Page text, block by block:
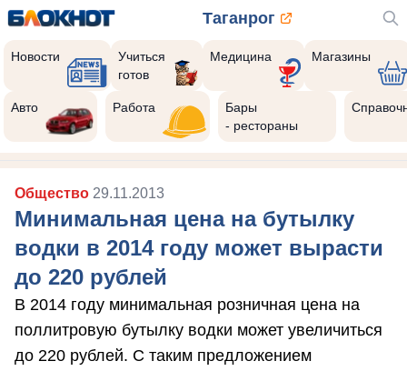
Таганрог
Новости
Учиться
готов
Медицина Магазины
Авто Работа
Бары
- рестораны
Общество 29.11.2013
Минимальная цена на бутылку
водки в 2014 году может вырасти
до 220 рублей
В 2014 году минимальная розничная цена на
поллитровую бутылку водки может увеличиться
до 220 рублей. С таким предложением